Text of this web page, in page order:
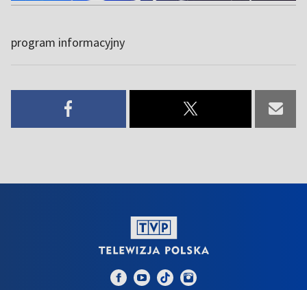
program informacyjny